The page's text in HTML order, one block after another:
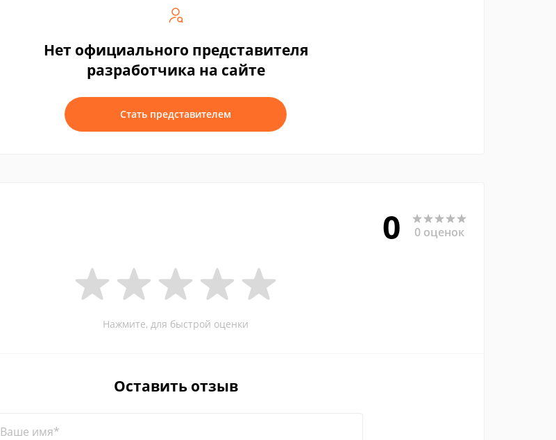
Нет официального представителя
разработчика на сайте
Стать представителем
0 0 оценок
Нажмите, для быстрой оценки
Оставить отзыв
Ваше имя*